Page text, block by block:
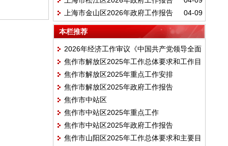
04-09
上海市金山区2026年政府工作报告
本栏推荐
2026年经济工作审议《中国共产党领导全面
依法治国工作条例》
焦作市解放区2025年工作总体要求和工作目
标
焦作市解放区2025年重点工作安排
焦作市解放区2025年政府工作报告
焦作市中站区
焦作市中站区2025年重点工作
焦作市中站区2025年政府工作报告
焦作市山阳区2025年工作总体要求和主要目